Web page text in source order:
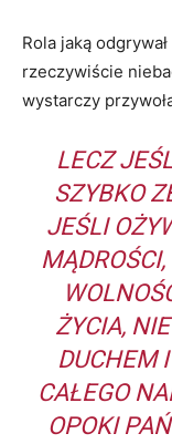
Rola jaką
rzeczywiście
wystarczy
LECZ
SZYBKO
JEŚLI
ŻYCIA,
DUCHEM
CAŁEGO
OPOKI